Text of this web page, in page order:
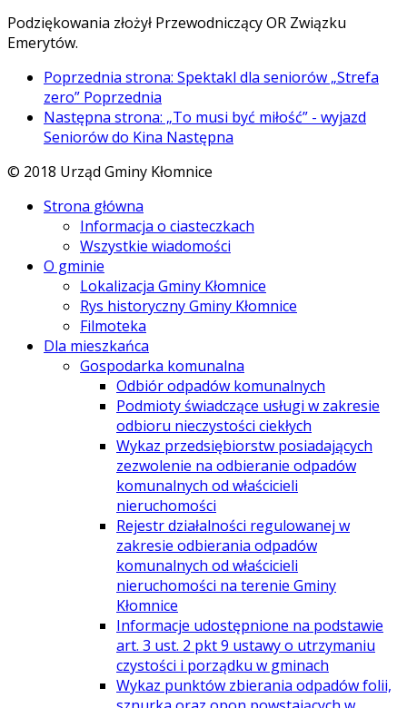
Podziękowania złożył Przewodniczący OR Związku
Emerytów.
Poprzednia strona: Spektakl dla seniorów „Strefa
zero” Poprzednia
Następna strona: „To musi być miłość” - wyjazd
Seniorów do Kina Następna
© 2018 Urząd Gminy Kłomnice
Strona główna
Informacja o ciasteczkach
Wszystkie wiadomości
O gminie
Lokalizacja Gminy Kłomnice
Rys historyczny Gminy Kłomnice
Filmoteka
Dla mieszkańca
Gospodarka komunalna
Odbiór odpadów komunalnych
Podmioty świadczące usługi w zakresie
odbioru nieczystości ciekłych
Wykaz przedsiębiorstw posiadających
zezwolenie na odbieranie odpadów
komunalnych od właścicieli
nieruchomości
Rejestr działalności regulowanej w
zakresie odbierania odpadów
komunalnych od właścicieli
nieruchomości na terenie Gminy
Kłomnice
Informacje udostępnione na podstawie
art. 3 ust. 2 pkt 9 ustawy o utrzymaniu
czystości i porządku w gminach
Wykaz punktów zbierania odpadów folii,